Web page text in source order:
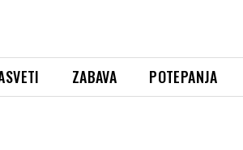
ZABAVA POTEPANJA